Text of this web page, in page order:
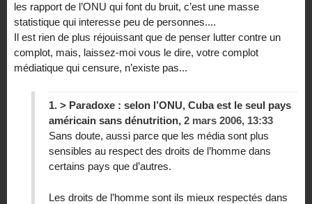
les rapport de l’ONU qui font du bruit, c’est une masse
statistique qui interesse peu de personnes....
Il est rien de plus réjouissant que de penser lutter contre un
complot, mais, laissez-moi vous le dire, votre complot
médiatique qui censure, n’existe pas...
1. > Paradoxe : selon l’ONU, Cuba est le seul pays
américain sans dénutrition, 2 mars 2006, 13:33
Sans doute, aussi parce que les média sont plus
sensibles au respect des droits de l’homme dans
certains pays que d’autres.
Les droits de l’homme sont ils mieux respectés dans